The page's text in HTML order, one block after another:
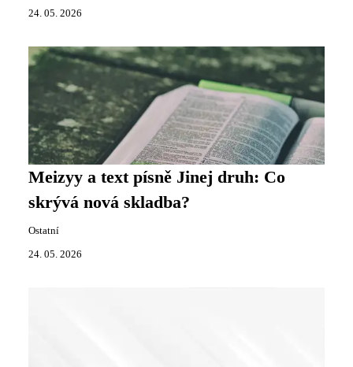
24. 05. 2026
Meizyy a text písně Jinej druh: Co
skrývá nová skladba?
Ostatní
24. 05. 2026